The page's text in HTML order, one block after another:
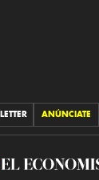
ANÚNCIATE
El